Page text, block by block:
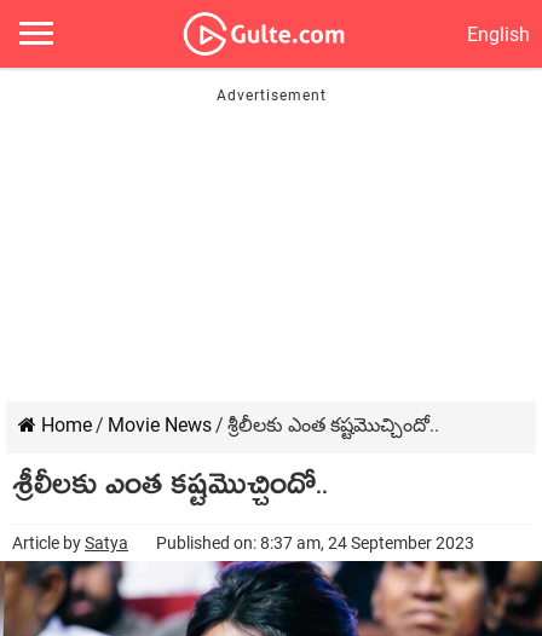
English
Home/ Movie News/ శ్రీలీల‌కు ఎంత క‌ష్ట‌మొచ్చిందో..
శ్రీలీల‌కు ఎంత క‌ష్ట‌మొచ్చిందో..
Article bySatya Published on: 8:37 am, 24 September 2023